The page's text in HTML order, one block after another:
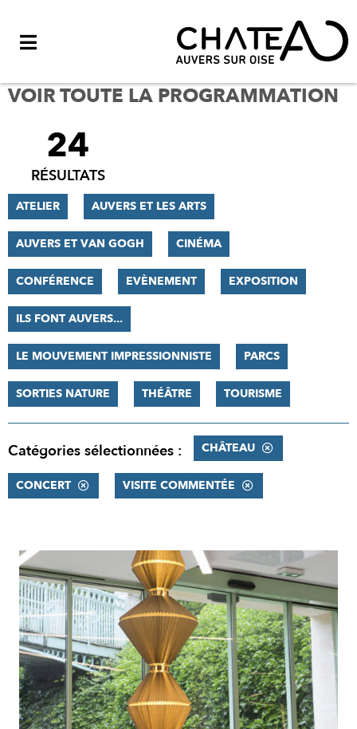
VOIR TOUTE LA PROGRAMMATION
FILTRER
RÉSULTATS
24
RÉSULTATS
ATELIER AUVERS ET LES ARTS
AUVERS ET VAN GOGH CINÉMA
CONFÉRENCE EVÈNEMENT EXPOSITION
ILS FONT AUVERS...
LE MOUVEMENT IMPRESSIONNISTE PARCS
SORTIES NATURE THÉÂTRE TOURISME
Catégories sélectionnées : CHÂTEAU
CONCERT VISITE COMMENTÉE
RÉSULTATS